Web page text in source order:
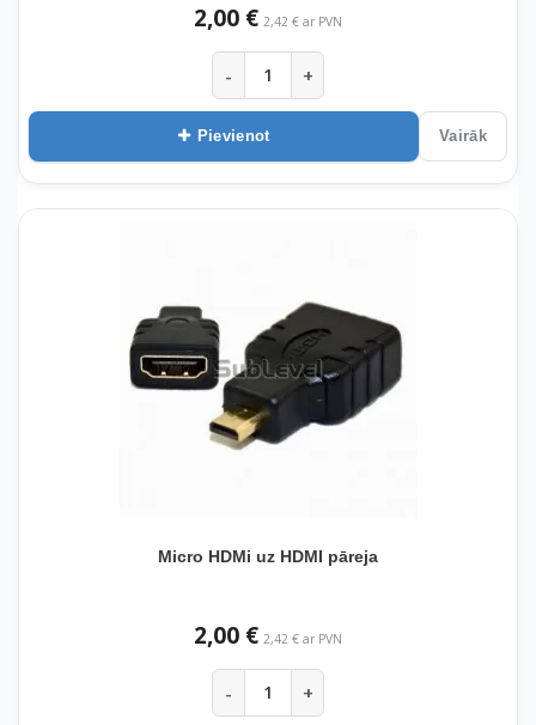
2,00 € 2,42 € ar PVN
- +
Pievienot Vairāk
Micro HDMi uz HDMI pāreja
2,00 € 2,42 € ar PVN
- +